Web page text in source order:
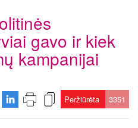
gavo ir kiek
kampanijai
Peržiūrėta 3351